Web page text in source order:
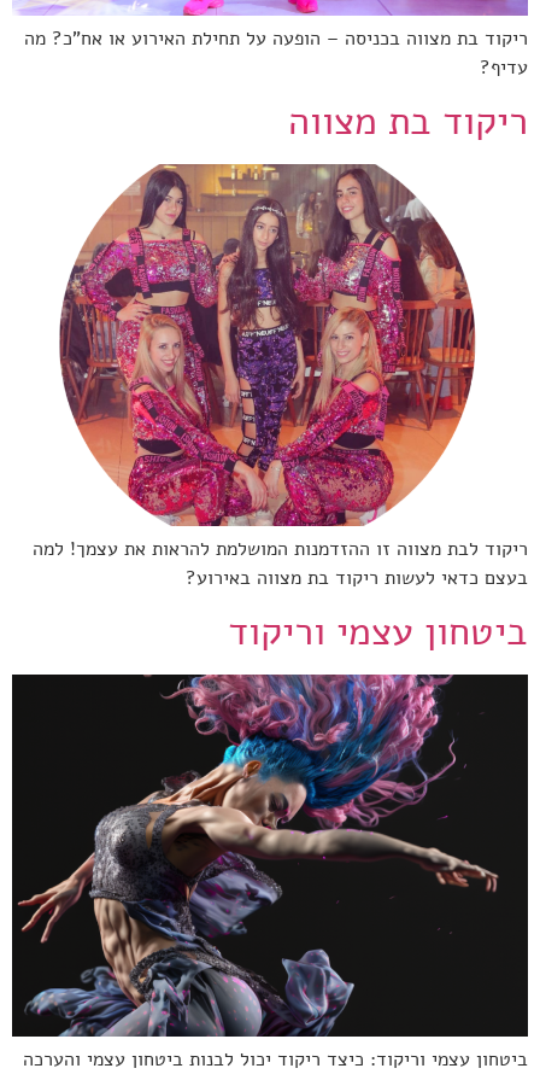
ריקוד בת מצווה בכניסה – הופעה על תחילת האירוע או אח"כ? מה
עדיף?
ריקוד בת מצווה
ריקוד לבת מצווה זו ההזדמנות המושלמת להראות את עצמך! למה
בעצם כדאי לעשות ריקוד בת מצווה באירוע?
ביטחון עצמי וריקוד
ביטחון עצמי וריקוד: כיצד ריקוד יכול לבנות ביטחון עצמי והערכה